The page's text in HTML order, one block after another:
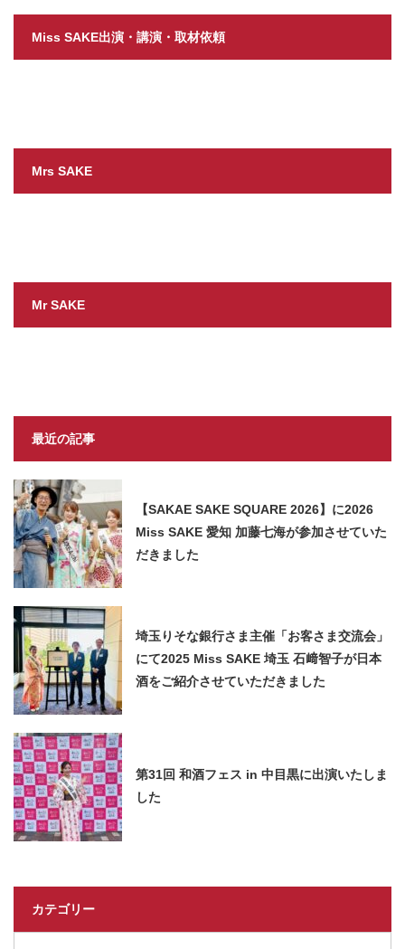
Miss SAKE出演・講演・取材依頼
Mrs SAKE
Mr SAKE
最近の記事
【SAKAE SAKE SQUARE 2026】に2026
Miss SAKE 愛知 加藤七海が参加させていた
だきました
埼玉りそな銀行さま主催「お客さま交流会」
にて2025 Miss SAKE 埼玉 石﨑智子が日本
酒をご紹介させていただきました
第31回 和酒フェス in 中目黒に出演いたしま
した
カテゴリー